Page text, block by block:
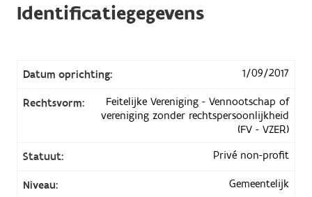
Identificatiegegevens
Datum oprichting: 1/09/2017
Rechtsvorm:
Feitelijke Vereniging - Vennootschap of
vereniging zonder rechtspersoonlijkheid
(FV - VZER)
Statuut:
Privé non-profit
Niveau: Gemeentelijk